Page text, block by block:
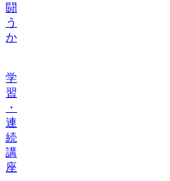
闘
う
か
学
習
・
連
続
講
座